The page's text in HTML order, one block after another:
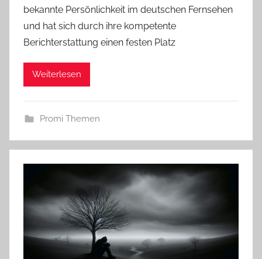
bekannte Persönlichkeit im deutschen Fernsehen
und hat sich durch ihre kompetente
Berichterstattung einen festen Platz
Weiterlesen
Promi Themen